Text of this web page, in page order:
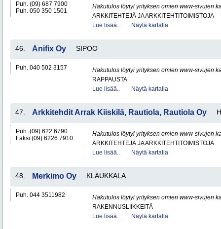
Puh. (09) 687 7900
Puh. 050 350 1501
Hakutulos löytyi yrityksen omien www-sivujen
ARKKITEHTEJÄ JA ARKKITEHTITOIMISTOJA
Lue lisää..
Näytä kartalla
46. Anifix Oy SIPOO
Puh. 040 502 3157
Hakutulos löytyi yrityksen omien www-sivujen
RAPPAUSTA
Lue lisää..
Näytä kartalla
47. Arkkitehdit Arrak Kiiskilä, Rautiola, Rautiola Oy
Puh. (09) 622 6790
Faksi (09) 6226 7910
Hakutulos löytyi yrityksen omien www-sivujen
ARKKITEHTEJÄ JA ARKKITEHTITOIMISTOJA
Lue lisää..
Näytä kartalla
48. Merkimo Oy KLAUKKALA
Puh. 044 3511982
Hakutulos löytyi yrityksen omien www-sivujen
RAKENNUSLIIKKEITÄ
Lue lisää..
Näytä kartalla